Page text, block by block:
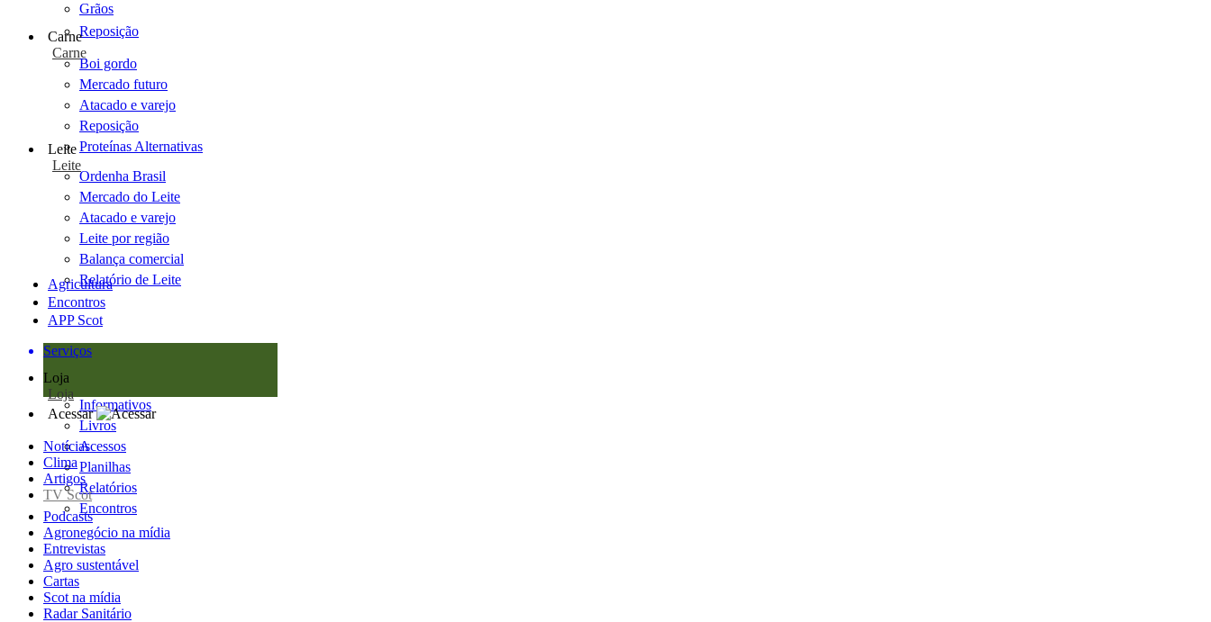
Grãos
Reposição
Carne
Carne
Boi gordo
Mercado futuro
Atacado e varejo
Reposição
Proteínas Alternativas
Leite
Leite
Ordenha Brasil
Mercado do Leite
Atacado e varejo
Leite por região
Balança comercial
Relatório de Leite
Agricultura
Encontros
APP Scot
Serviços
Loja
Loja
Informativos
Livros
Acessos
Planilhas
Relatórios
Encontros
Acessar
Notícias
Clima
Artigos
TV Scot
Podcasts
Agronegócio na mídia
Entrevistas
Agro sustentável
Cartas
Scot na mídia
Radar Sanitário